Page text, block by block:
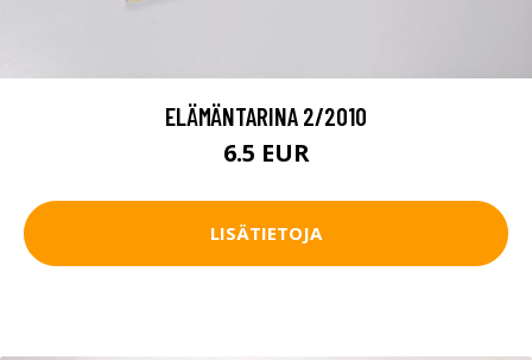
ELÄMÄNTARINA 2/2010
6.5 EUR
LISÄTIETOJA